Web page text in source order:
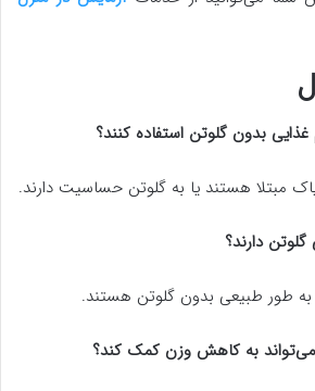
مبتلا هستند یا به گلوتن حساسیت دارند.
طور طبیعی بدون گلوتن هستند.